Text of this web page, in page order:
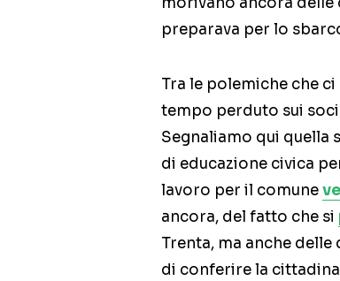
preparava per lo
Tra le polemiche che
tempo perduto sui
Segnaliamo qui quella
di educazione civica
lavoro per il comune
ancora, del fatto che si
Trenta, ma anche
di conferire la